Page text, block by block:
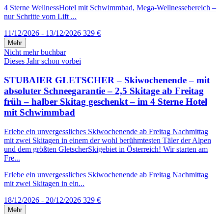
4 Sterne WellnessHotel mit Schwimmbad, Mega-Wellnessebereich –
nur Schritte vom Lift ...
11/12/2026 - 13/12/2026 329 €
Mehr
Nicht mehr buchbar
Dieses Jahr schon vorbei
STUBAIER GLETSCHER – Skiwochenende – mit
absoluter Schneegarantie – 2,5 Skitage ab Freitag
früh – halber Skitag geschenkt – im 4 Sterne Hotel
mit Schwimmbad
Erlebe ein unvergessliches Skiwochenende ab Freitag Nachmittag
mit zwei Skitagen in einem der wohl berühmtesten Täler der Alpen
und dem größten GletscherSkigebiet in Österreich! Wir starten am
Fre...
Erlebe ein unvergessliches Skiwochenende ab Freitag Nachmittag
mit zwei Skitagen in ein...
18/12/2026 - 20/12/2026 329 €
Mehr